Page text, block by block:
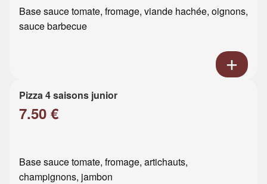
Base sauce tomate, fromage, viande hachée, oignons,
sauce barbecue
Pizza 4 saisons junior
7.50 €
Base sauce tomate, fromage, artichauts,
champignons, jambon